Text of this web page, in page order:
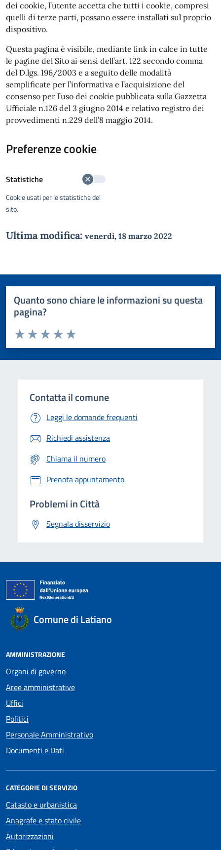
dei cookie, l’utente accetta che tutti i cookie, compresi
quelli di terze parti, possano essere installati sul proprio
dispositivo.
Questa pagina è visibile, mediante link in calce in tutte
le pagine del Sito ai sensi dell’art. 122 secondo comma
del D.lgs. 196/2003 e a seguito delle modalità
semplificate per l’informativa e l’acquisizione del
consenso per l’uso dei cookie pubblicata sulla Gazzetta
Ufficiale n.126 del 3 giugno 2014 e relativo registro dei
provvedimenti n.229 dell’8 maggio 2014.
Preferenze cookie
Statistiche
Cookie usati per le statistiche del
sito.
Ultima modifica: venerdì, 18 marzo 2022
Quanto sono chiare le informazioni su questa
pagina?
Domanda
Valuta da 1 a 5 stelle la pagina
Contatta il comune
Leggi le domande frequenti
Richiedi assistenza
Chiama il numero
Prenota appuntamento
Problemi in Città
Segnala disservizio
Comune di Latiano
AMMINISTRAZIONE
Organi di governo
Aree amministrative
Uffici
Politici
Personale Amministrativo
Documenti e Dati
CATEGORIE DI SERVIZIO
Catasto e urbanistica
Anagrafe e stato civile
Autorizzazioni